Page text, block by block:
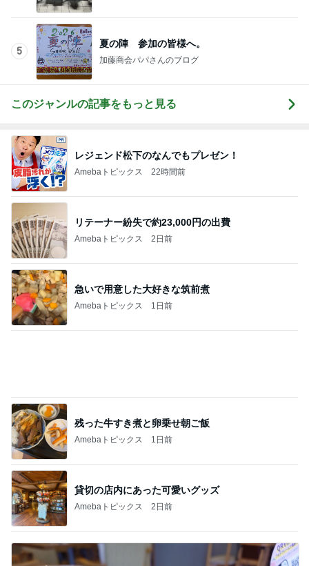
急いで用意した大好きな筑前煮
Amebaトピックス 1日前
Amebaトピックス 1日前
貸切の店内にあった可愛いグッズ
Amebaトピックス 2日前
記事を読む
顔色が戻ってきた気がするメイク
Amebaトピックス
友人が決めたローンがない生活
Amebaトピックス 16時間前